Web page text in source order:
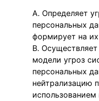
Определяет
персональных
формирует на
модели угроз
персональных
нейтрализацию